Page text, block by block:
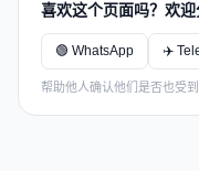
喜欢这个页面吗？欢迎
🟢 WhatsApp ✈️
帮助他人确认他们是否也受到